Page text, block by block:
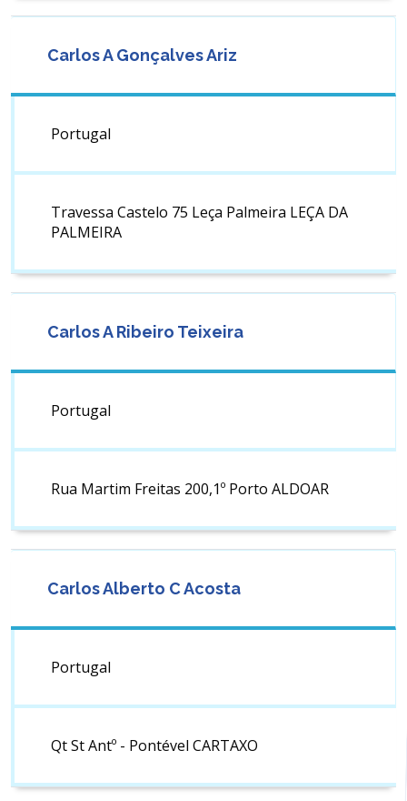
Carlos A Gonçalves Ariz
Portugal
Travessa Castelo 75 Leça Palmeira LEÇA DA
PALMEIRA
Carlos A Ribeiro Teixeira
Portugal
Rua Martim Freitas 200,1º Porto ALDOAR
Carlos Alberto C Acosta
Portugal
Qt St Antº - Pontével CARTAXO